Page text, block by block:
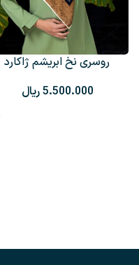
+6
روسری نخ ابریشم ژاکارد
ریال